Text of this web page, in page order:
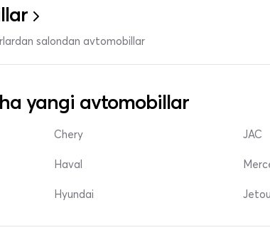
salondan avtomobillar
yangi avtomobillar
Chery
Haval
Hyundai
JAC